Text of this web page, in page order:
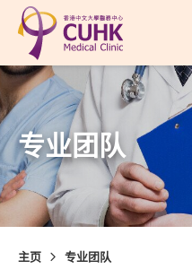
Skip to main content
专业团队
主页 专业团队